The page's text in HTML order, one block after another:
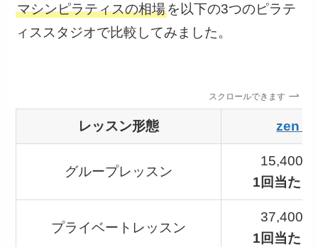
マシンピラティスの相場を以下の3つのピラテ
ィススタジオで比較してみました。
スクロールできます
レッスン形態 zen
グループレッスン
15,400
1回当た
プライベートレッスン
37,400
1回当た